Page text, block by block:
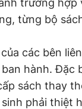
trường hợp
từng bộ
các bên
hành. Đặc
sách thay
phải thiệt